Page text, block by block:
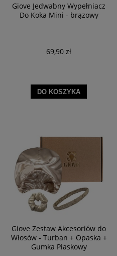
Giove Jedwabny Wypełniacz
Do Koka Mini - brązowy
69,90 zł
DO KOSZYKA
Giove Zestaw Akcesoriów do
Włosów - Turban + Opaska +
Gumka Piaskowy